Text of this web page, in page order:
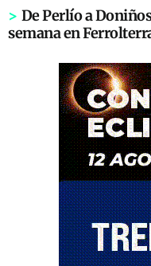
> De Perlío a
semana en